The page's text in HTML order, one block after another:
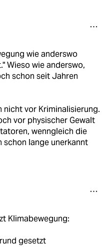
wie anderswo
Wieso wie anderswo,
schon seit Jahren
nicht vor Kriminalisierung.
vor physischer Gewalt
wenngleich die
lange unerkannt
Klimabewegung:
gesetzt